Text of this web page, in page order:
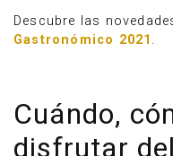
Descubre las
Gastronómico 2021 .
Cuándo,
disfrutar